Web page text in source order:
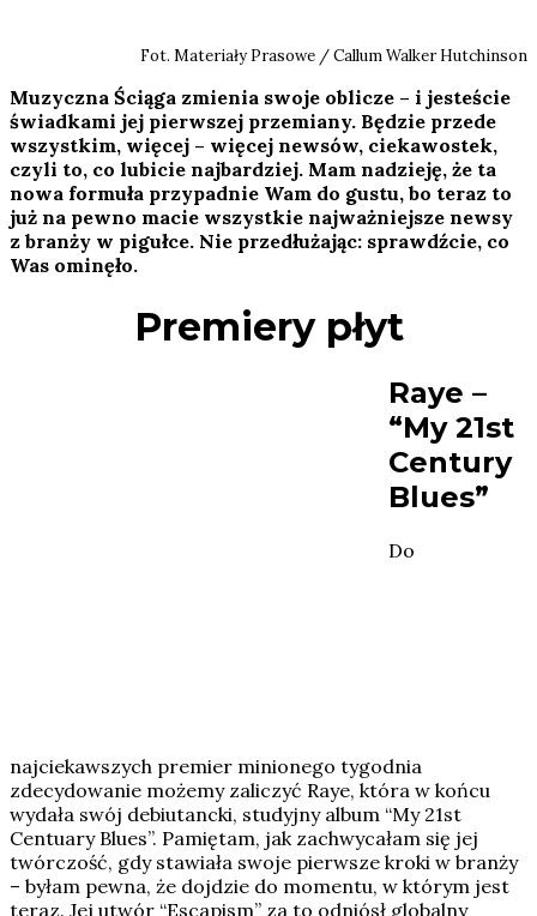
Fot. Materiały Prasowe / Callum Walker Hutchinson
Muzyczna Ściąga zmienia swoje oblicze – i jesteście
świadkami jej pierwszej przemiany. Będzie przede
wszystkim, więcej – więcej newsów, ciekawostek,
czyli to, co lubicie najbardziej. Mam nadzieję, że ta
nowa formuła przypadnie Wam do gustu, bo teraz to
już na pewno macie wszystkie najważniejsze newsy
z branży w pigułce. Nie przedłużając: sprawdźcie, co
Was ominęło.
Premiery płyt
Raye –
“My 21st
Century
Blues”
Do
najciekawszych premier minionego tygodnia
zdecydowanie możemy zaliczyć Raye, która w końcu
wydała swój debiutancki, studyjny album “My 21st
Centuary Blues”. Pamiętam, jak zachwycałam się jej
twórczość, gdy stawiała swoje pierwsze kroki w branży
– byłam pewna, że dojdzie do momentu, w którym jest
teraz. Jej utwór “Escapism” za to odniósł globalny